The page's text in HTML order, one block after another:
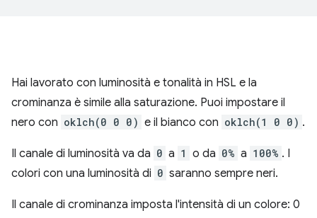
Hai lavorato con luminosità e tonalità in HSL e la
crominanza è simile alla saturazione. Puoi impostare il
nero con oklch(0 0 0) e il bianco con oklch(1 0 0) .
Il canale di luminosità va da 0 a 1 o da 0% a 100% . I
colori con una luminosità di 0 saranno sempre neri.
Il canale di crominanza imposta l'intensità di un colore: 0